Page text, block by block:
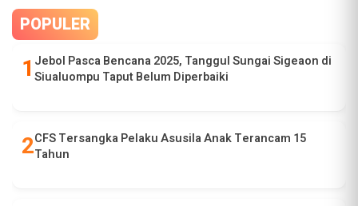
POPULER
Jebol Pasca Bencana 2025, Tanggul Sungai Sigeaon di
Siualuompu Taput Belum Diperbaiki
CFS Tersangka Pelaku Asusila Anak Terancam 15
Tahun